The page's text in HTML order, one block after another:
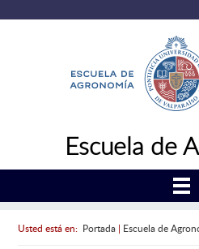
Escuela de
Usted está en: Portada| Escuela de